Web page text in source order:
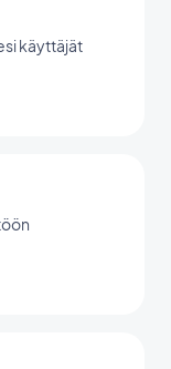
käyttäjät